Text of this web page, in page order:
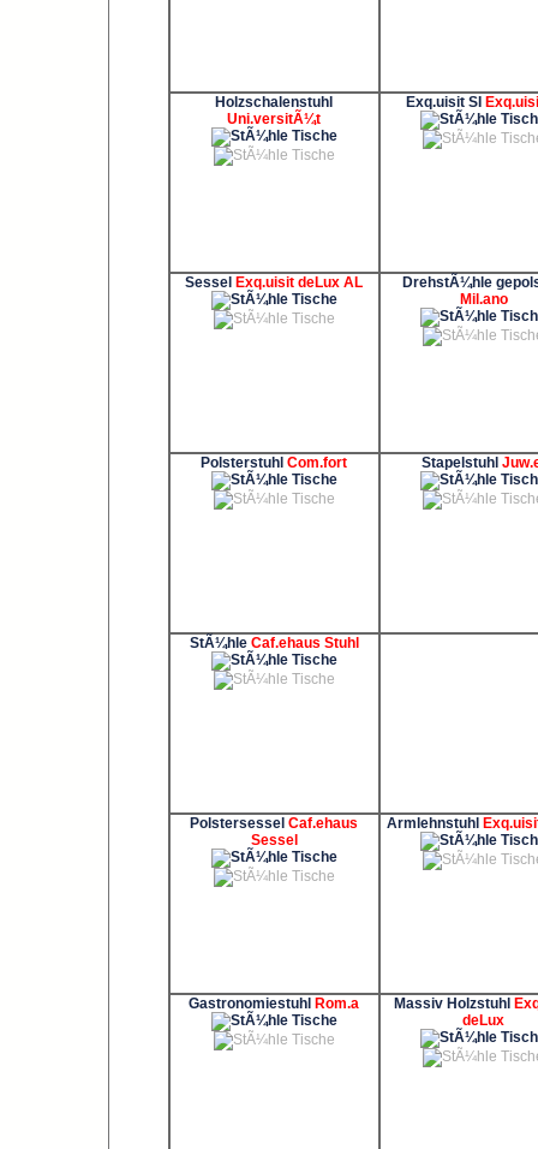
Holzschalenstuhl
Uni.versitÃ¼t
Exq.uisit SI
Sessel Exq.uisit deLux AL
DrehstÃ¼hle
Mil.ano
PolsterstuhlCom.fort Stapelstuhl
StÃ¼hle Caf.ehaus Stuhl
PolstersesselCaf.ehaus
Sessel
Armlehnstuhl
Gastronomiestuhl Rom.a Massiv Holzstuhl
deLux